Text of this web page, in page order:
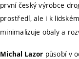
první český výrobce
prostředí, ale i k
minimalizuje obaly a
Michal Lazor působí v